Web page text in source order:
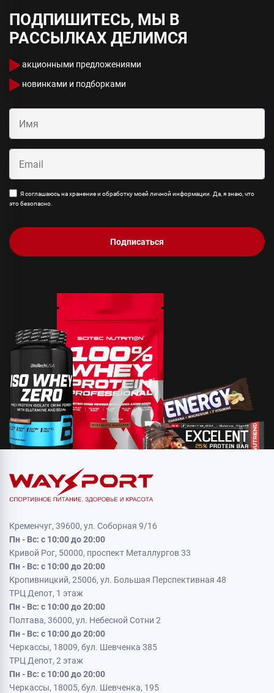
ПОДПИШИТЕСЬ, МЫ В
РАССЫЛКАХ ДЕЛИМСЯ
акционными предложениями
новинками и подборками
Я соглашаюсь на хранение и обработку моей личной информации. Да, я знаю, что
это безопасно.
Подписаться
Кременчуг, 39600, ул. Соборная 9/16
Пн - Вс: с 10:00 до 20:00
Кривой Рог, 50000, проспект Металлургов 33
Пн - Вс: с 10:00 до 20:00
Кропивницкий, 25006, ул. Большая Перспективная 48
ТРЦ Депот, 1 этаж
Пн - Вс: с 10:00 до 20:00
Полтава, 36000, ул. Небесной Сотни 2
Пн - Вс: с 10:00 до 20:00
Черкассы, 18009, бул. Шевченка 385
ТРЦ Депот, 2 этаж
Пн - Вс: с 10:00 до 20:00
Черкассы, 18005, бул. Шевченка, 195